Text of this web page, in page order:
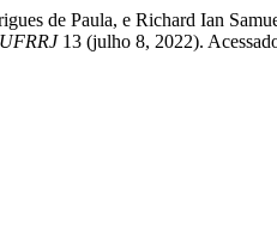
de Paula, e Richard Ian
13 (julho 8, 2022).